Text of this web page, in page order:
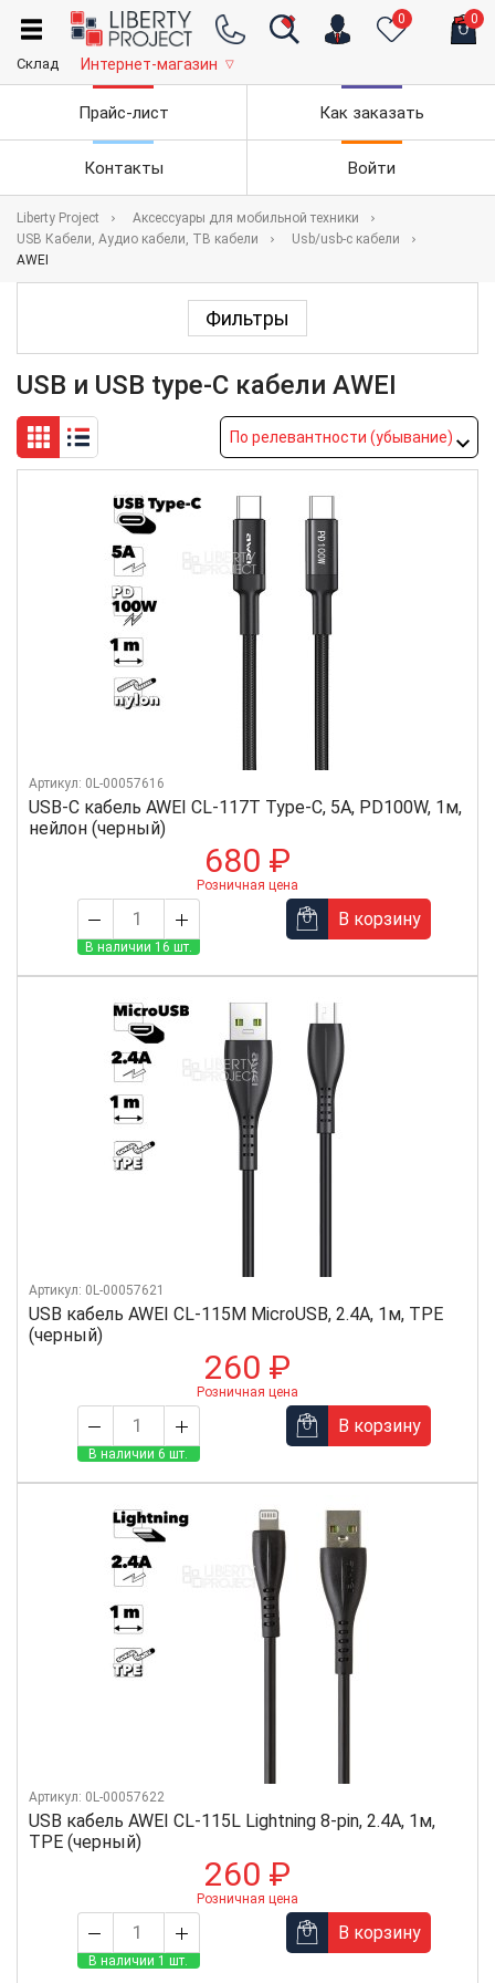
0 0
Склад Интернет-магазин ▽
Прайс-лист Как заказать
Контакты Войти
Liberty Project
Аксессуары для мобильной техники
USB Кабели, Аудио кабели, ТВ кабели
Usb/usb-c кабели
AWEI
Фильтры
USB и USB type-C кабели AWEI
По релевантности (убывание)
USB-C кабель AWEI CL-117T Type-C, 5А, PD100W, 1м,
нейлон (черный)
Артикул: 0L-00057616
680 ₽
Розничная цена
В наличии 16 шт.
В корзину
USB кабель AWEI CL-115M MicroUSB, 2.4А, 1м, TPE
(черный)
Артикул: 0L-00057621
260 ₽
Розничная цена
В наличии 6 шт.
В корзину
USB кабель AWEI CL-115L Lightning 8-pin, 2.4А, 1м,
TPE (черный)
Артикул: 0L-00057622
260 ₽
Розничная цена
В наличии 1 шт.
В корзину